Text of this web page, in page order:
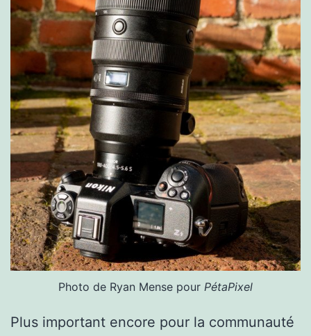
Photo de Ryan Mense pour PétaPixel
Plus important encore pour la communauté